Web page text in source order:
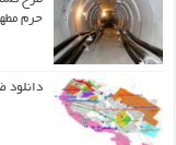
حرم
دانلود